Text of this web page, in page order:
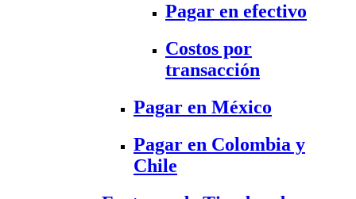
Pagar en efectivo
Costos por
transacción
Pagar en México
Pagar en Colombia y
Chile